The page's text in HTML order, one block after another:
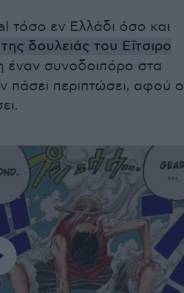
τόσο εν Ελλάδι όσο και
της δουλειάς του Εΐτσιρο
έναν συνοδοιπόρο στα
πάσει περιπτώσει, αφού ο